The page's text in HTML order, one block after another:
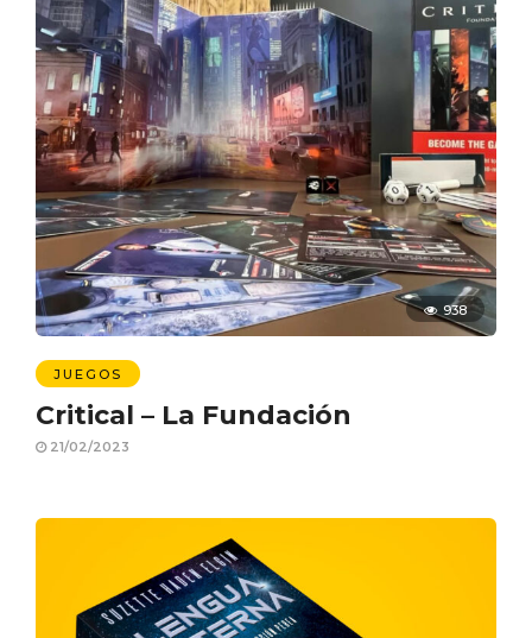
938
JUEGOS
Critical – La Fundación
21/02/2023